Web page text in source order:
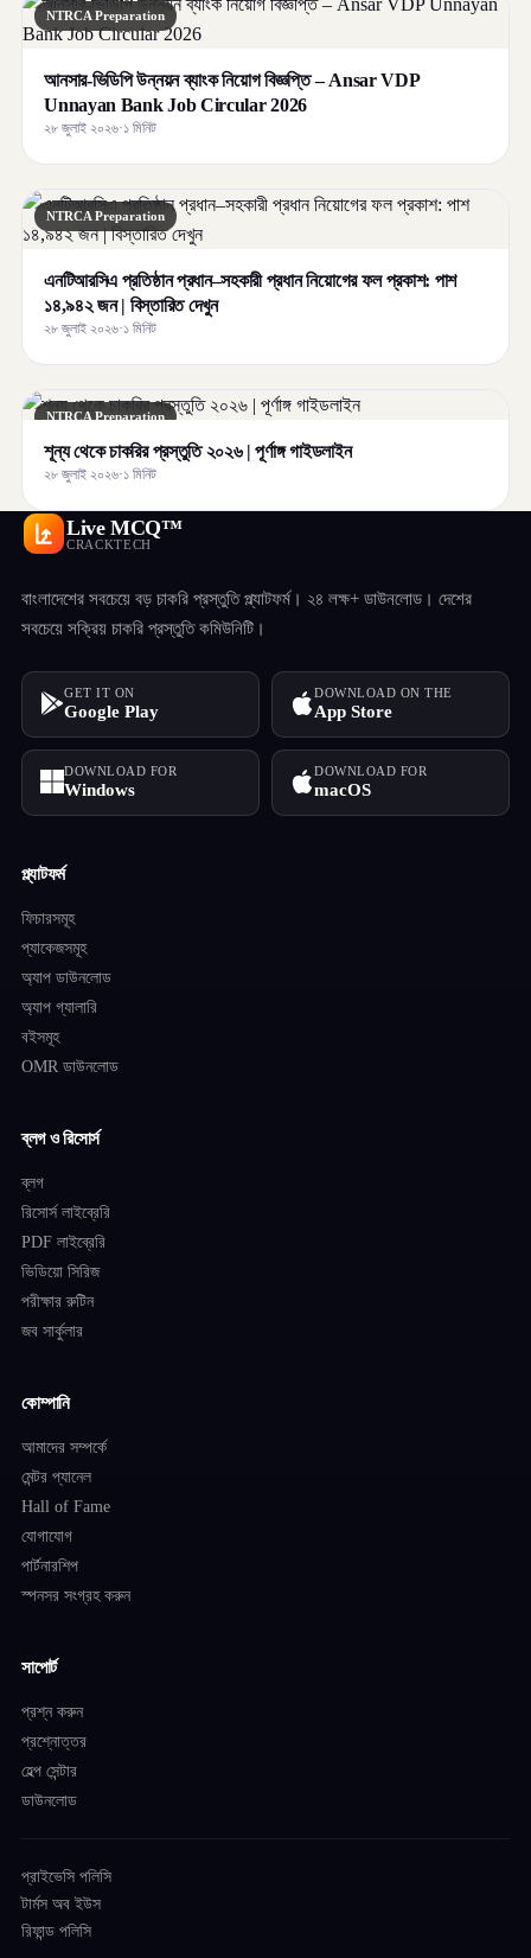
NTRCA Preparation
আনসার-ভিডিপি উন্নয়ন ব্যাংক নিয়োগ বিজ্ঞপ্তি – Ansar VDP
Unnayan Bank Job Circular 2026
২৮ জুলাই ২০২৬·১ মিনিট
NTRCA Preparation
এনটিআরসিএ প্রতিষ্ঠান প্রধান–সহকারী প্রধান নিয়োগের ফল প্রকাশ: পাশ
১৪,৯৪২ জন | বিস্তারিত দেখুন
২৮ জুলাই ২০২৬·১ মিনিট
NTRCA Preparation
শূন্য থেকে চাকরির প্রস্তুতি ২০২৬ | পূর্ণাঙ্গ গাইডলাইন
২৮ জুলাই ২০২৬·১ মিনিট
Live MCQ™
CRACKTECH
বাংলাদেশের সবচেয়ে বড় চাকরি প্রস্তুতি প্ল্যাটফর্ম। ২৪ লক্ষ+ ডাউনলোড। দেশের
সবচেয়ে সক্রিয় চাকরি প্রস্তুতি কমিউনিটি।
GET IT ON
Google Play
DOWNLOAD ON THE
App Store
DOWNLOAD FOR
Windows
DOWNLOAD FOR
macOS
প্ল্যাটফর্ম
ফিচারসমূহ
প্যাকেজসমূহ
অ্যাপ ডাউনলোড
অ্যাপ গ্যালারি
বইসমূহ
OMR ডাউনলোড
ব্লগ ও রিসোর্স
ব্লগ
রিসোর্স লাইব্রেরি
PDF লাইব্রেরি
ভিডিয়ো সিরিজ
পরীক্ষার রুটিন
জব সার্কুলার
কোম্পানি
আমাদের সম্পর্কে
মেন্টর প্যানেল
Hall of Fame
যোগাযোগ
পার্টনারশিপ
স্পনসর সংগ্রহ করুন
সাপোর্ট
প্রশ্ন করুন
প্রশ্নোত্তর
হেল্প সেন্টার
ডাউনলোড
প্রাইভেসি পলিসি
টার্মস অব ইউস
রিফান্ড পলিসি